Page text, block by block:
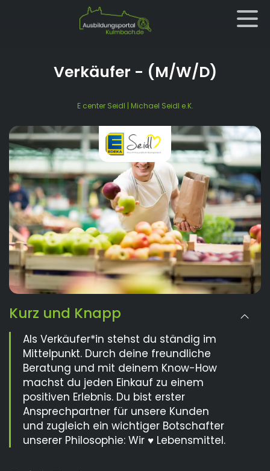
Verkäufer - (M/W/D)
E center Seidl | Michael Seidl e.K.
Kurz und Knapp
Als Verkäufer*in stehst du ständig im
Mittelpunkt. Durch deine freundliche
Beratung und mit deinem Know-How
machst du jeden Einkauf zu einem
positiven Erlebnis. Du bist erster
Ansprechpartner für unsere Kunden
und zugleich ein wichtiger Botschafter
unserer Philosophie: Wir ♥ Lebensmittel.